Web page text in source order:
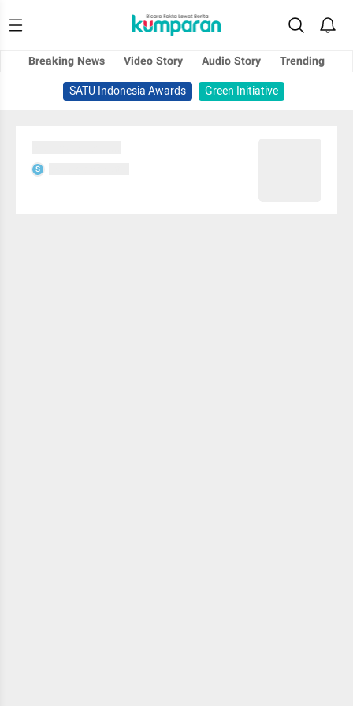
Breaking News Video Story Audio Story
Trending
SATU Indonesia Awards
Green Initiative
S